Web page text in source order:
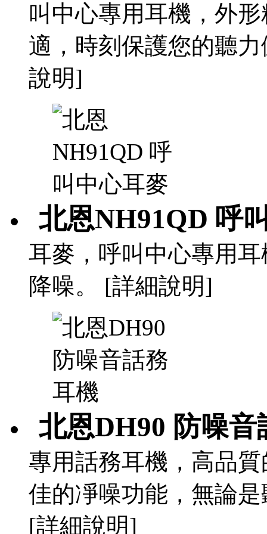
叫中心專用耳機，外
適，時刻保護您的聽
說明]
北恩NH91QD 呼
耳麥，呼叫中心專用
降噪。 [詳細說明]
北恩DH90 防噪音
專用話務耳機，高品
佳的凈噪功能，無論
[詳細說明]